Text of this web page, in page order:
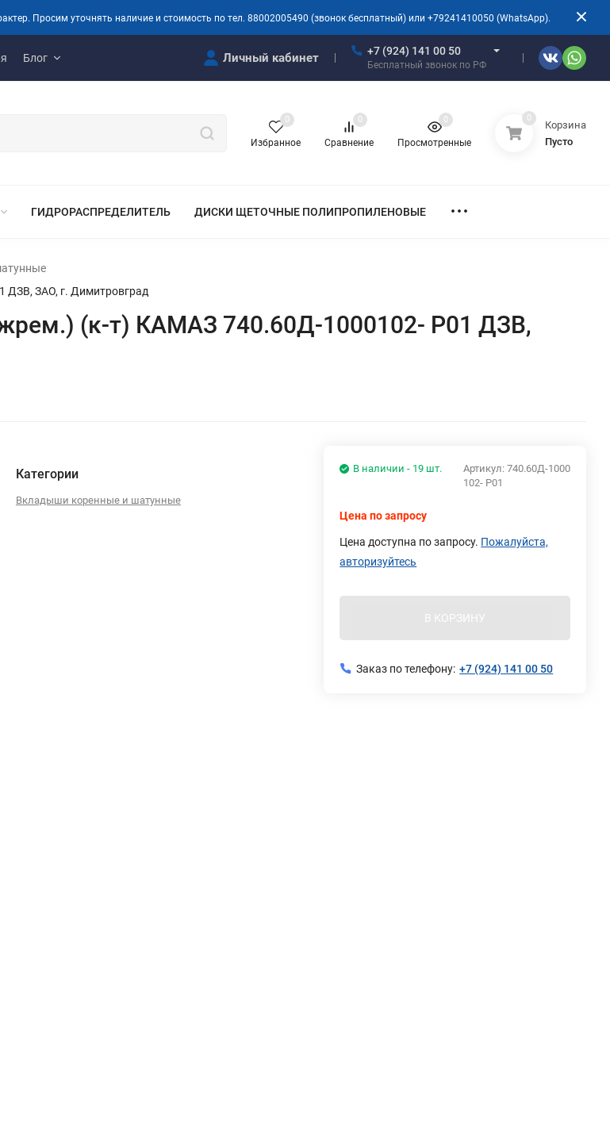
Просим уточнять наличие и стоимость по тел. 88002005490 (звонок бесплатный) или +79241410050 (WhatsApp).
Блог Личный кабинет +7 (924) 141 00 50
Бесплатный звонок по РФ
Избранное
0
Сравнение
0
Просмотренные
0 0
Корзина
Пусто
ГИДРОРАСПРЕДЕЛИТЕЛЬ ДИСКИ ЩЕТОЧНЫЕ ПОЛИПРОПИЛЕНОВЫЕ
ЗАО, г. Димитровград
(к-т) КАМАЗ 740.60Д-1000102- Р01 ДЗВ,
Категории
Вкладыши коренные и шатунные
Артикул: 740.60Д-1000
102- Р01
В наличии - 19 шт.
Цена по запросу
Цена доступна по запросу. Пожалуйста,
авторизуйтесь
В КОРЗИНУ
Заказ по телефону: +7 (924) 141 00 50